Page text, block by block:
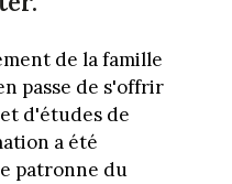
de la famille
passe de s'offrir
d'études de
a été
patronne du